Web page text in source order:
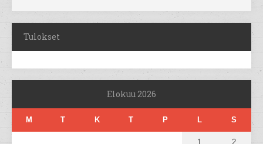
Tulokset
Elokuu 2026
M T K T P L S
1 2